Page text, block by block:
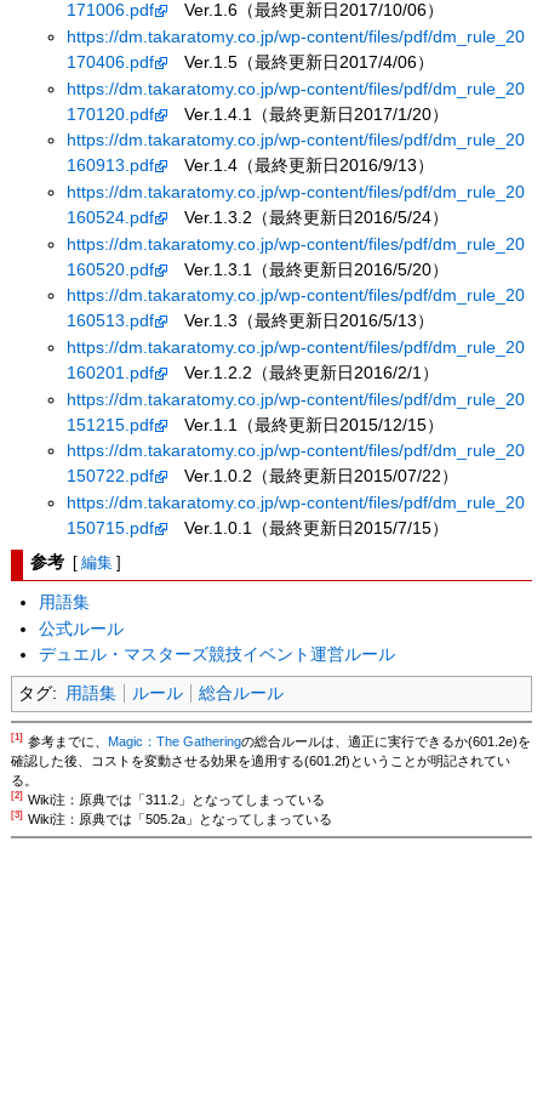
171006.pdf
Ver.1.6（最終更新日2017/10/06）
https://dm.takaratomy.co.jp/wp-content/files/pdf/dm_rule_20
170406.pdf
Ver.1.5（最終更新日2017/4/06）
https://dm.takaratomy.co.jp/wp-content/files/pdf/dm_rule_20
170120.pdf
Ver.1.4.1（最終更新日2017/1/20）
https://dm.takaratomy.co.jp/wp-content/files/pdf/dm_rule_20
160913.pdf
Ver.1.4（最終更新日2016/9/13）
https://dm.takaratomy.co.jp/wp-content/files/pdf/dm_rule_20
160524.pdf
Ver.1.3.2（最終更新日2016/5/24）
https://dm.takaratomy.co.jp/wp-content/files/pdf/dm_rule_20
160520.pdf
Ver.1.3.1（最終更新日2016/5/20）
https://dm.takaratomy.co.jp/wp-content/files/pdf/dm_rule_20
160513.pdf
Ver.1.3（最終更新日2016/5/13）
https://dm.takaratomy.co.jp/wp-content/files/pdf/dm_rule_20
160201.pdf
Ver.1.2.2（最終更新日2016/2/1）
https://dm.takaratomy.co.jp/wp-content/files/pdf/dm_rule_20
151215.pdf
Ver.1.1（最終更新日2015/12/15）
https://dm.takaratomy.co.jp/wp-content/files/pdf/dm_rule_20
150722.pdf
Ver.1.0.2（最終更新日2015/07/22）
https://dm.takaratomy.co.jp/wp-content/files/pdf/dm_rule_20
150715.pdf
Ver.1.0.1（最終更新日2015/7/15）
参考 [ 編集 ]
用語集
公式ルール
デュエル・マスターズ競技イベント運営ルール
タグ: 用語集 ルール 総合ルール
[1] 参考までに、 Magic：The Gatheringの総合ルールは、適正に実行できるか(601.2e)を
確認した後、コストを変動させる効果を適用する(601.2f)ということが明記されてい
る。
[2] Wiki注：原典では「311.2」となってしまっている
[3] Wiki注：原典では「505.2a」となってしまっている